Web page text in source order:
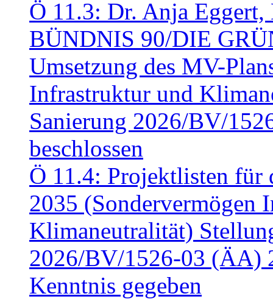
Ö 11.3: Dr. Anja
BÜNDNIS 90/DIE
Umsetzung des MV-
Infrastruktur und
Sanierung 2026/BV/
beschlossen
Ö 11.4: Projektlisten für
2035 (Sondervermögen
Klimaneutralität)
2026/BV/1526-03 (ÄA)
Kenntnis gegeben